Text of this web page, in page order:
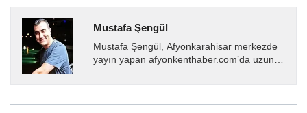
Mustafa Şengül
Mustafa Şengül, Afyonkarahisar merkezde
yayın yapan afyonkenthaber.com’da uzun
almakta, haber akışı...